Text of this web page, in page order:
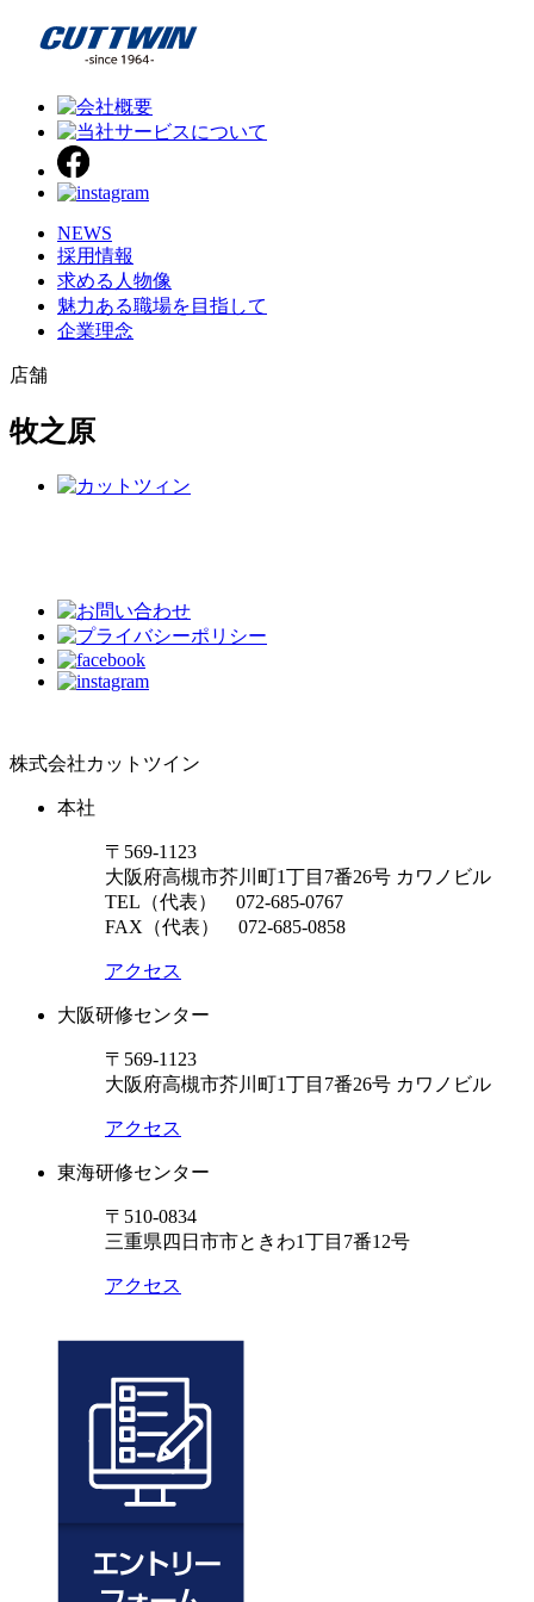
NEWS
採用情報
求める人物像
魅力ある職場を目指して
企業理念
店舗
牧之原
株式会社カットツイン
本社
〒569-1123
大阪府高槻市芥川町1丁目7番26号 カワノビル
TEL（代表） 072-685-0767
FAX（代表） 072-685-0858
アクセス
大阪研修センター
〒569-1123
大阪府高槻市芥川町1丁目7番26号 カワノビル
アクセス
東海研修センター
〒510-0834
三重県四日市市ときわ1丁目7番12号
アクセス